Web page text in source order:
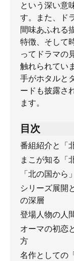
という深い意
す。また、ド
間味あふれる
特徴、そして
ってドラマの
触れられてい
手がホタルと
ードも披露さ
ます。
目次
番組紹介と「
まこが知る「
「北の国から
シリーズ展開
の深層
登場人物の人
オーマの初恋
方
名作としての